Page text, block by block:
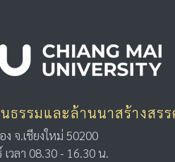
ธรรมและล้านนาสร้างสรร
จ.เชียงใหม่ 50200
วลา 08.30 - 16.30 น.